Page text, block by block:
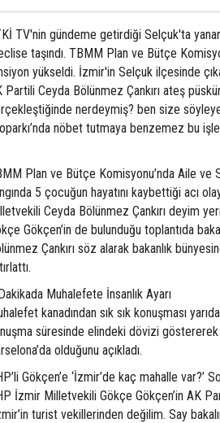
TV'nin gündeme getirdiği Selçuk'ta
taşındı. TBMM Plan ve Bütçe
yükseldi. İzmir'in Selçuk ilçesinde
Partili Ceyda Bölünmez Çankırı ateş
nerdeymiş? ben size
nöbet tutmaya benzemez bu
Plan ve Bütçe Komisyonu’nda Aile ve
5 çocuğun hayatını kaybettiği acı
Ceyda Bölünmez Çankırı deyim
Gökçen’in de bulunduğu toplantıda
Çankırı söz alarak bakanlık
Muhalefete İnsanlık Ayarı
kanadından sık sık konuşması
süresinde elindeki dövizi göstererek
olduğunu açıkladı.
Gökçen’e ‘İzmir’de kaç mahalle var?’
İzmir Milletvekili Gökçe Gökçen’in AK
turist vekillerinden değilim. Say